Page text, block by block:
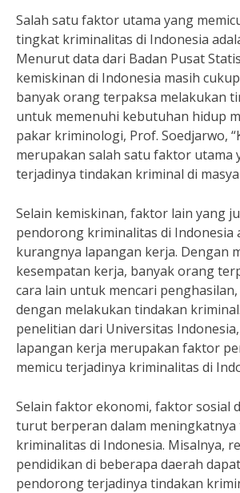
Salah satu faktor utama yang
tingkat kriminalitas di Indonesia
Menurut data dari Badan Pusat
kemiskinan di Indonesia masih
banyak orang terpaksa melakukan
untuk memenuhi kebutuhan hidup
pakar kriminologi, Prof. Soedjarwo,
merupakan salah satu faktor utama
terjadinya tindakan kriminal di
Selain kemiskinan, faktor lain yang
pendorong kriminalitas di Indonesia
kurangnya lapangan kerja. Dengan
kesempatan kerja, banyak orang
cara lain untuk mencari
dengan melakukan tindakan
penelitian dari Universitas
lapangan kerja merupakan faktor
memicu terjadinya kriminalitas di
Selain faktor ekonomi, faktor sosial
turut berperan dalam
kriminalitas di Indonesia. Misalnya,
pendidikan di beberapa daerah
pendorong terjadinya tindakan